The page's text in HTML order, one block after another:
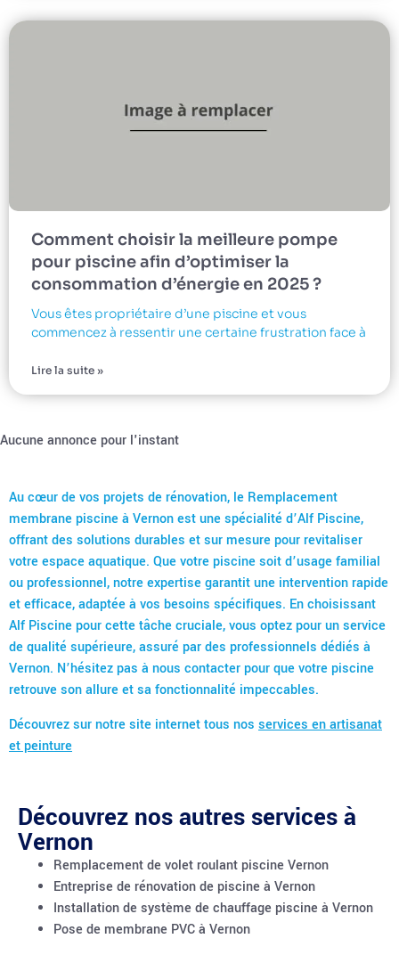
Comment choisir la meilleure pompe
pour piscine afin d’optimiser la
consommation d’énergie en 2025 ?
Vous êtes propriétaire d’une piscine et vous
commencez à ressentir une certaine frustration face à
Lire la suite »
Aucune annonce pour l'instant
Au cœur de vos projets de rénovation, le Remplacement
membrane piscine à Vernon est une spécialité d’Alf Piscine,
offrant des solutions durables et sur mesure pour revitaliser
votre espace aquatique. Que votre piscine soit d’usage familial
ou professionnel, notre expertise garantit une intervention rapide
et efficace, adaptée à vos besoins spécifiques. En choisissant
Alf Piscine pour cette tâche cruciale, vous optez pour un service
de qualité supérieure, assuré par des professionnels dédiés à
Vernon. N’hésitez pas à nous contacter pour que votre piscine
retrouve son allure et sa fonctionnalité impeccables.
Découvrez sur notre site internet tous nos services en artisanat
et peinture
Découvrez nos autres services à
Vernon
Remplacement de volet roulant piscine Vernon
Entreprise de rénovation de piscine à Vernon
Installation de système de chauffage piscine à Vernon
Pose de membrane PVC à Vernon